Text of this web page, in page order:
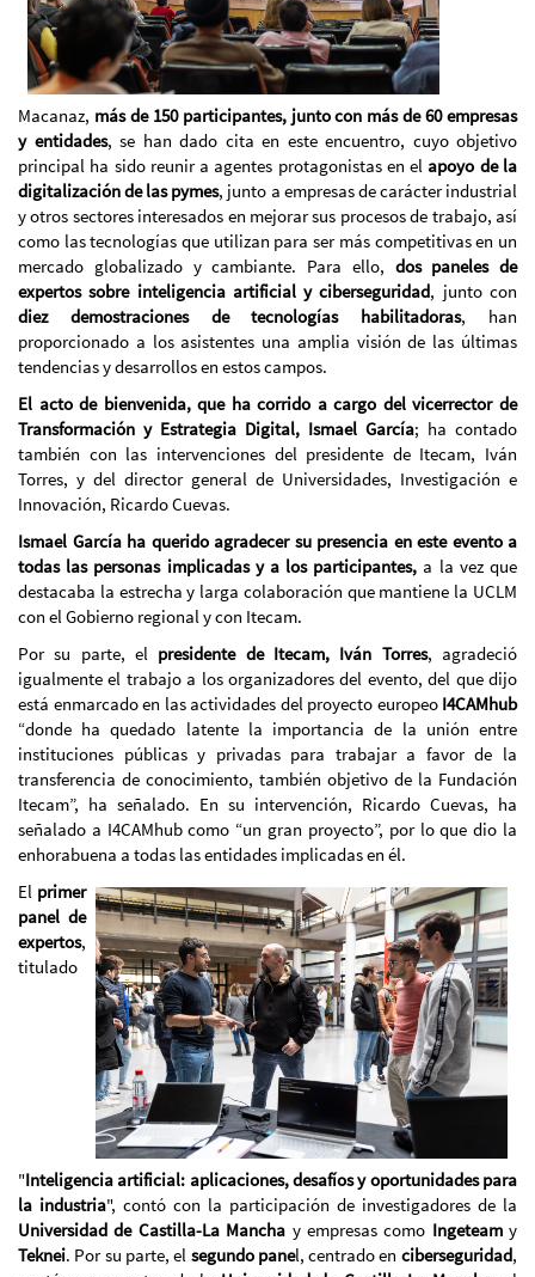
Macanaz, más de 150 participantes, junto con más de 60 empresas
y entidades, se han dado cita en este encuentro, cuyo objetivo
principal ha sido reunir a agentes protagonistas en el apoyo de la
digitalización de las pymes, junto a empresas de carácter industrial
y otros sectores interesados en mejorar sus procesos de trabajo, así
como las tecnologías que utilizan para ser más competitivas en un
mercado globalizado y cambiante. Para ello, dos paneles de
expertos sobre inteligencia artificial y ciberseguridad, junto con
diez demostraciones de tecnologías habilitadoras, han
proporcionado a los asistentes una amplia visión de las últimas
tendencias y desarrollos en estos campos.
El acto de bienvenida, que ha corrido a cargo del vicerrector de
Transformación y Estrategia Digital, Ismael García; ha contado
también con las intervenciones del presidente de Itecam, Iván
Torres, y del director general de Universidades, Investigación e
Innovación, Ricardo Cuevas.
Ismael García ha querido agradecer su presencia en este evento a
todas las personas implicadas y a los participantes, a la vez que
destacaba la estrecha y larga colaboración que mantiene la UCLM
con el Gobierno regional y con Itecam.
Por su parte, el presidente de Itecam, Iván Torres, agradeció
igualmente el trabajo a los organizadores del evento, del que dijo
está enmarcado en las actividades del proyecto europeo I4CAMhub
“donde ha quedado latente la importancia de la unión entre
instituciones públicas y privadas para trabajar a favor de la
transferencia de conocimiento, también objetivo de la Fundación
Itecam”, ha señalado. En su intervención, Ricardo Cuevas, ha
señalado a I4CAMhub como “un gran proyecto”, por lo que dio la
enhorabuena a todas las entidades implicadas en él.
El primer
panel de
expertos,
titulado
"Inteligencia artificial: aplicaciones, desafíos y oportunidades para
la industria", contó con la participación de investigadores de la
Universidad de Castilla-La Mancha y empresas como Ingeteam y
Teknei. Por su parte, el segundo panel, centrado en ciberseguridad,